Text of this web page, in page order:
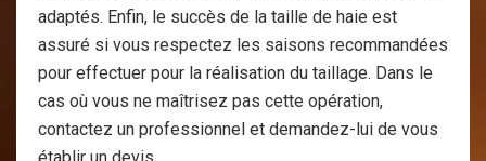
adaptés. Enfin, le succès de la taille de haie est
assuré si vous respectez les saisons recommandées
pour effectuer pour la réalisation du taillage. Dans le
cas où vous ne maîtrisez pas cette opération,
contactez un professionnel et demandez-lui de vous